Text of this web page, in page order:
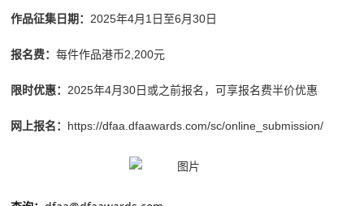
作品征集日期 ： 2025年4月1日至6月30日
报名费： 每件作品港币2,200元
限时优惠： 2025年4月30日或之前报名，可享报名费半价优惠
网上报名： https://dfaa.dfaawards.com/sc/online_submission/